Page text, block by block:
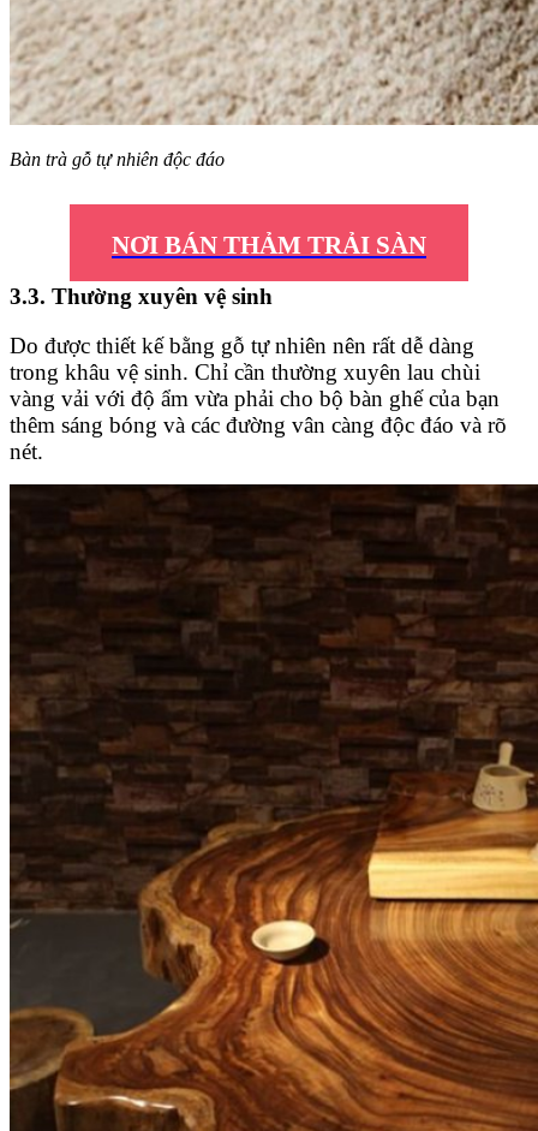
Bàn trà gỗ tự nhiên độc đáo
NƠI BÁN THẢM TRẢI SÀN
3.3. Thường xuyên vệ sinh
Do được thiết kế bằng gỗ tự nhiên nên rất dễ dàng
trong khâu vệ sinh. Chỉ cần thường xuyên lau chùi
vàng vải với độ ẩm vừa phải cho bộ bàn ghế của bạn
thêm sáng bóng và các đường vân càng độc đáo và rõ
nét.